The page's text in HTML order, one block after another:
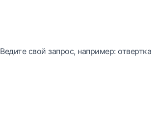
Ведите свой запрос, например: отвертка